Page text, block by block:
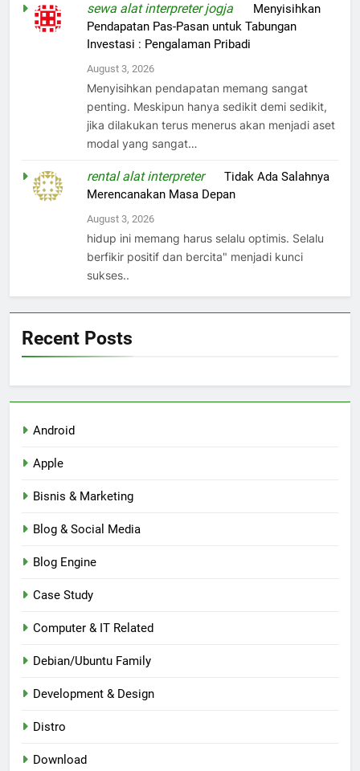
sewa alat interpreter jogja
Menyisihkan
Pendapatan Pas-Pasan untuk Tabungan
Investasi : Pengalaman Pribadi
August 3, 2026
Menyisihkan pendapatan memang sangat
penting. Meskipun hanya sedikit demi sedikit,
jika dilakukan terus menerus akan menjadi aset
modal yang sangat…
rental alat interpreteronTidak Ada Salahnya
Merencanakan Masa Depan
August 3, 2026
hidup ini memang harus selalu optimis. Selalu
berfikir positif dan bercita" menjadi kunci
sukses..
Recent Posts
Android
Apple
Bisnis & Marketing
Blog & Social Media
Blog Engine
Case Study
Computer & IT Related
Debian/Ubuntu Family
Development & Design
Distro
Download